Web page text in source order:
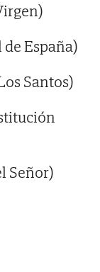
España)
Santos)
Señor)